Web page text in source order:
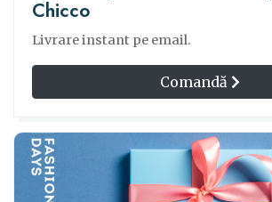
Chicco
Livrare instant pe email.
Comandă